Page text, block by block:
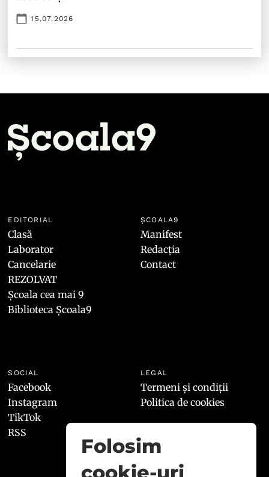
15.07.2026
EDITORIAL
Clasă
Laborator
Cancelarie
REZOLVAT
Școala cea mai 9
Biblioteca Școala9
ȘCOALA9
Manifest
Redacția
Contact
SOCIAL
Facebook
Instagram
TikTok
RSS
LEGAL
Termeni și condiții
Politica de cookies
Folosim